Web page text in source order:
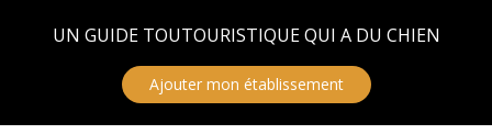
UN GUIDE TOUTOURISTIQUE QUI A DU CHIEN
Ajouter mon établissement